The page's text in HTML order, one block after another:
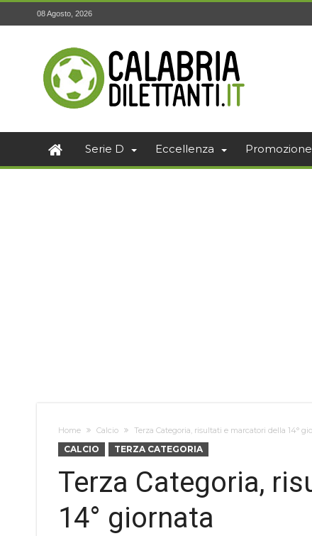
08 Agosto, 2026
Serie D Eccellenza Promozione
Home Calcio Terza Categoria, risultati e marcatori della 14°
CALCIO TERZA CATEGORIA
Terza Categoria,
14° giornata